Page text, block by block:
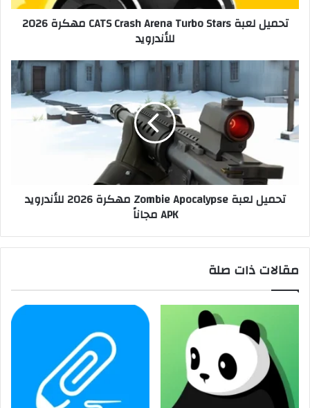
تحميل لعبة CATS Crash Arena Turbo Stars مهكرة 2026
للأندرويد
تحميل لعبة Zombie Apocalypse مهكرة 2026 للأندرويد
APK مجاناً
مقالات ذات صلة